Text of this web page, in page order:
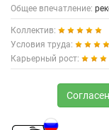
Общее впечатление:
Коллектив:
Условия труда:
Карьерный рост:
Согласен